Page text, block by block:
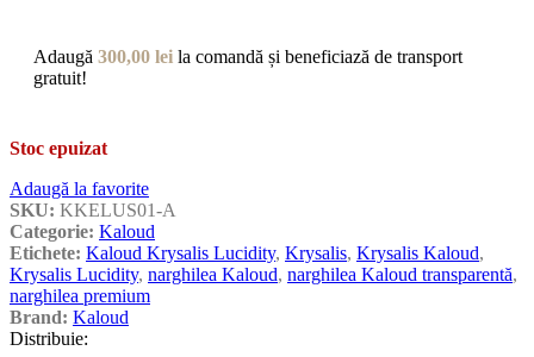
Adaugă 300,00 lei la comandă și beneficiază de transport
gratuit!
Stoc epuizat
Adaugă la favorite
SKU: KKELUS01-A
Categorie: Kaloud
Etichete: Kaloud Krysalis Lucidity, Krysalis, Krysalis Kaloud,
Krysalis Lucidity, narghilea Kaloud, narghilea Kaloud transparentă,
narghilea premium
Brand: Kaloud
Distribuie: